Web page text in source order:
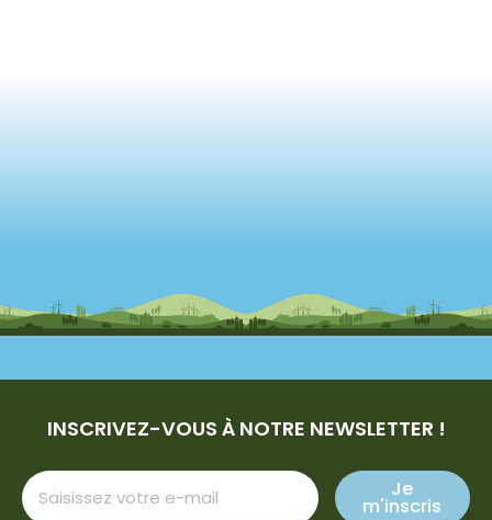
INSCRIVEZ-VOUS À NOTRE NEWSLETTER !
Je
m'inscris